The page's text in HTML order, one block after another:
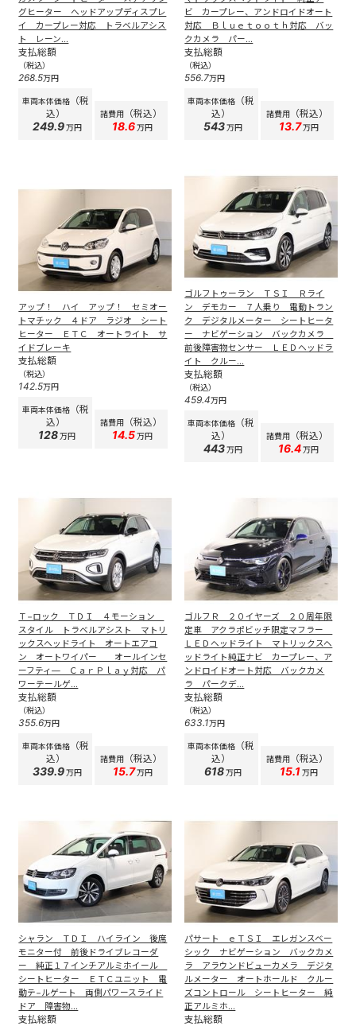
グヒーター ヘッドアップディスプレ
イ カープレー対応 トラベルアシス
ト レーン...
支払総額
（税込）
268.5万円
車両本体価格（税
込）
249.9 万円
諸費用（税込）
18.6万円
ビ カープレー、アンドロイドオート
対応 Ｂｌｕｅｔｏｏｔｈ対応 バッ
クカメラ パー...
支払総額
（税込）
556.7万円
車両本体価格
（税
込）
543万円
諸費用（税込）
13.7万円
アップ！ ハイ アップ！ セミオー
トマチック ４ドア ラジオ シート
ヒーター ＥＴＣ オートライト サ
イドブレーキ
支払総額
（税込）
142.5万円
車両本体価格（税
込）
128万円
諸費用（税込）
14.5万円
ゴルフトゥーラン ＴＳＩ Ｒライ
ン デモカー ７人乗り 電動トラン
ク デジタルメーター シートヒータ
ー ナビゲーション バックカメラ
前後障害物センサー ＬＥＤヘッドラ
イト クルー...
支払総額
（税込）
459.4万円
車両本体価格
（税
込）
443万円
諸費用（税込）
16.4万円
Ｔ−ロック ＴＤＩ ４モーション
スタイル トラベルアシスト マトリ
ックスヘッドライト オートエアコ
ン オートワイパー オールインセ
ーフティ― ＣａｒＰｌａｙ対応 パ
ワーテールゲ...
支払総額
（税込）
355.6万円
車両本体価格（税
込）
339.9 万円
諸費用（税込）
15.7万円
ゴルフＲ ２０イヤーズ ２０周年限
定車 アクラポビッチ限定マフラー
ＬＥＤヘッドライト マトリックスヘ
ッドライト純正ナビ カープレー、ア
ンドロイドオート対応 バックカメ
ラ パークデ...
支払総額
（税込）
633.1万円
車両本体価格
（税
込）
618万円
諸費用（税込）
15.1万円
シャラン ＴＤＩ ハイライン 後席
モニター付 前後ドライブレコーダ
ー 純正１７インチアルミホイール
シートヒーター ＥＴＣユニット 電
動テ−ルゲート 両側パワースライド
ドア 障害物...
支払総額
パサート ｅＴＳＩ エレガンスベー
シック ナビゲーション バックカメ
ラ アラウンドビューカメラ デジタ
ルメーター オートホールド クルー
ズコントロール シートヒーター 純
正アルミホ...
支払総額